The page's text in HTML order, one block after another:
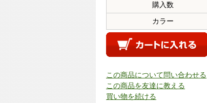
購入数
カラー
この商品について問い合わせる
この商品を友達に教える
買い物を続ける